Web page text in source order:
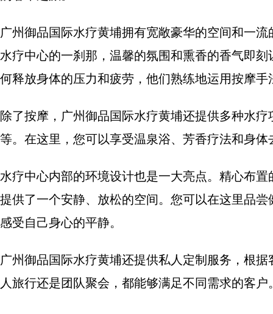
广州御品国际水疗黄埔拥有宽敞豪华的空间和一
水疗中心的一刹那，温馨的氛围和熏香的香气即
何释放身体的压力和疲劳，他们熟练地运用按摩
除了按摩，广州御品国际水疗黄埔还提供多种水
等。在这里，您可以享受温泉浴、芳香疗法和身
水疗中心内部的环境设计也是一大亮点。精心布
提供了一个安静、放松的空间。您可以在这里品
感受自己身心的平静。
广州御品国际水疗黄埔还提供私人定制服务，根
人旅行还是团队聚会，都能够满足不同需求的客户